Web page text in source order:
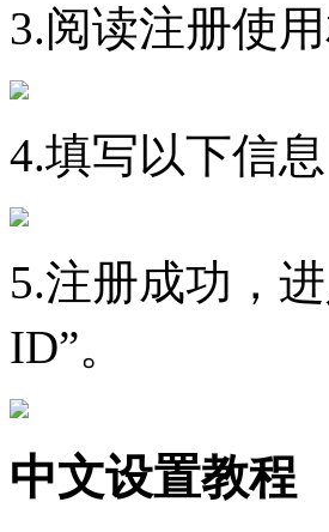
3.阅读注册使
4.填写以下信
5.注册成功，
ID”。
中文设置教程